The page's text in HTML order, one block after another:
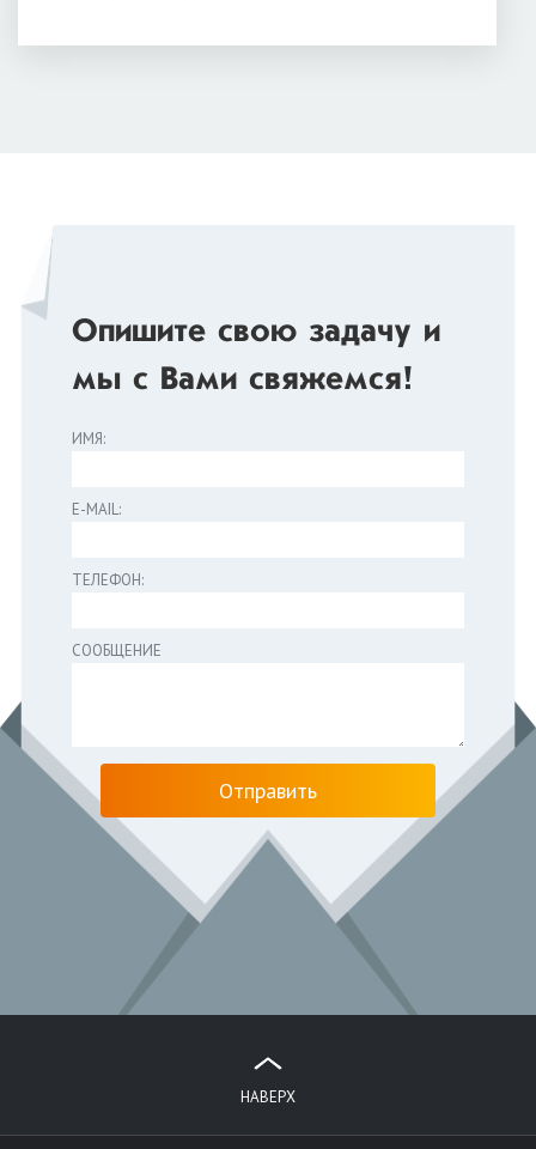
Опишите свою задачу и
мы с Вами свяжемся!
ИМЯ:
E-MAIL:
ТЕЛЕФОН:
СООБЩЕНИЕ
НАВЕРХ